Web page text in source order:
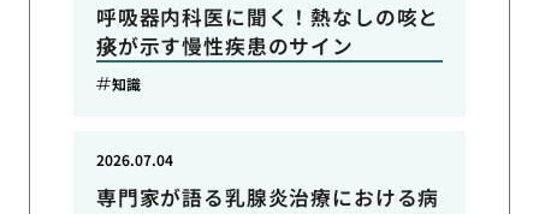
呼吸器内科医に聞く！熱なしの咳と
痰が示す慢性疾患のサイン
知識
専門家が語る乳腺炎治療における病
2026.07.04